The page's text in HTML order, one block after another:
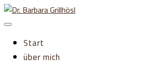
Zum
Inhalt
Start
über mich